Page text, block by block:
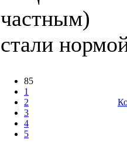
частным)
стали
85
1
2
3
4
5